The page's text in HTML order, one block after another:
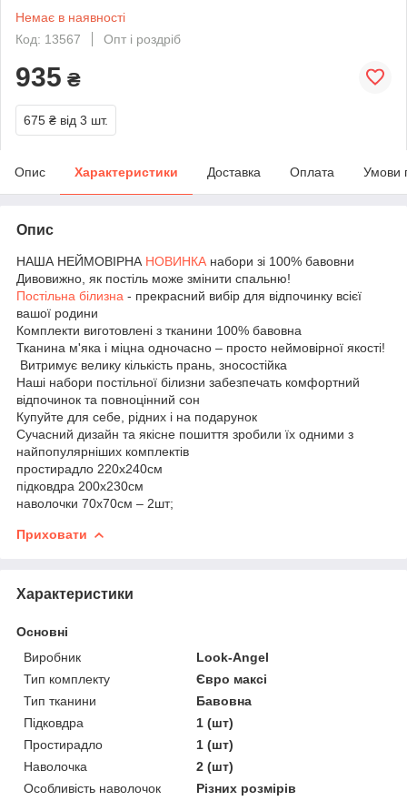
Немає в наявності
Код: 13567
Опт і роздріб
935 ₴
675 ₴ від 3 шт.
Опис Характеристики Доставка Оплата Умови
Опис
НАША НЕЙМОВІРНА НОВИНКА набори зі 100% бавовни
Дивовижно, як постіль може змінити спальню!
Постільна білизна - прекрасний вибір для відпочинку всієї
вашої родини
Комплекти виготовлені з тканини 100% бавовна
Тканина м'яка і міцна одночасно – просто неймовірної якості!
Витримує велику кількість прань, зносостійка
Наші набори постільної білизни забезпечать комфортний
відпочинок та повноцінний сон
Купуйте для себе, рідних і на подарунок
Сучасний дизайн та якісне пошиття зробили їх одними з
найпопулярніших комплектів
простирадло 220х240см
підковдра 200х230см
наволочки 70х70см – 2шт;
Приховати
Характеристики
Основні
Виробник
Look-Angel
Тип комплекту
Євро максі
Тип тканини
Бавовна
Підковдра
1 (шт)
Простирадло
1 (шт)
Наволочка
2 (шт)
Особливість наволочок
Різних розмірів